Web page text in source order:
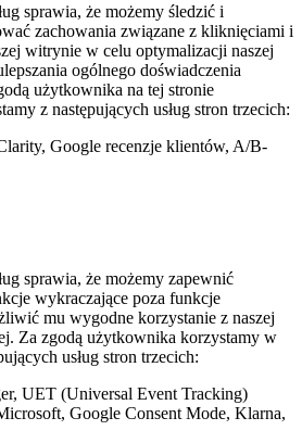
sprawia, że możemy śledzić i
zachowania związane z kliknięciami i
witrynie w celu optymalizacji naszej
ogólnego doświadczenia
użytkownika na tej stronie
z następujących usług stron trzecich:
Google recenzje klientów, A/B-
sprawia, że możemy zapewnić
wykraczające poza funkcje
mu wygodne korzystanie z naszej
Za zgodą użytkownika korzystamy w
usług stron trzecich:
UET (Universal Event Tracking)
Google Consent Mode, Klarna,